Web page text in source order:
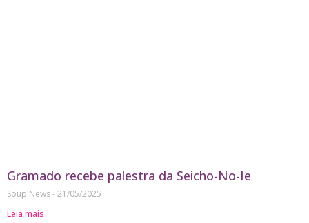
Gramado recebe palestra da Seicho-No-Ie
Soup News 21/05/2025
Leia mais